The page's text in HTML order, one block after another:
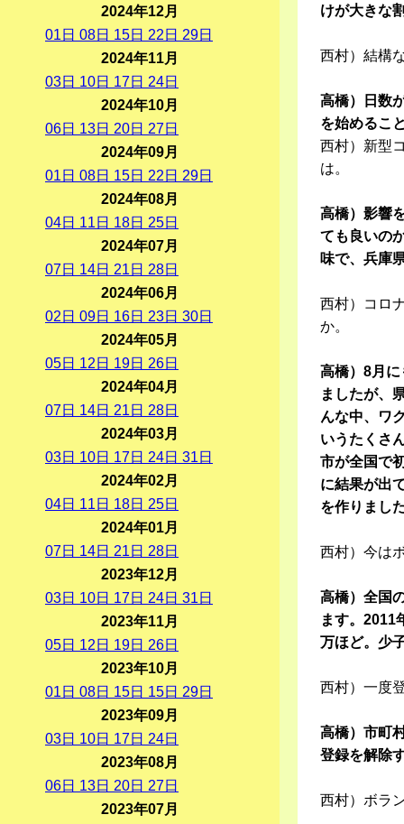
けが大きな
西村）結構
高橋）日数
を始めるこ
西村）新型
は。
高橋）影響
ても良いの
味で、兵庫
西村）コロ
か。
高橋）8月
ましたが、
んな中、ワ
いうたくさ
市が全国で
に結果が出
を作りまし
西村）今は
高橋）全国
ます。2011
万ほど。少
西村）一度
高橋）市町
登録を解除
西村）ボラ
2024年12月
01 日 08日 15日 22 日 29日
2024年11月
03日 10日 17日 24日
2024年10月
06日 13日 20日 27日
2024年09月
01 日 08日 15日 22 日 29日
2024年08月
04日 11 日 18日 25日
2024年07月
07日 14日 21 日 28日
2024年06月
02 日 09日 16日 23日 30日
2024年05月
05日 12 日 19日 26日
2024年04月
07日 14日 21 日 28日
2024年03月
03日 10日 17日 24日 31 日
2024年02月
04日 11 日 18日 25日
2024年01月
07日 14日 21 日 28日
2023年12月
03日 10日 17日 24日 31 日
2023年11月
05日 12 日 19日 26日
2023年10月
01 日 08日 15日 15日 29日
2023年09月
03日 10日 17日 24日
2023年08月
06日 13日 20日 27日
2023年07月